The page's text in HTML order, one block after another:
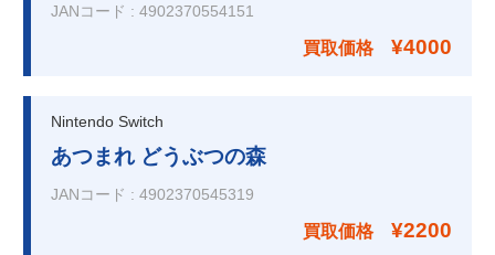
JANコード : 4902370554151
買取価格 ¥4000
Nintendo Switch
あつまれ どうぶつの森
JANコード : 4902370545319
買取価格 ¥2200